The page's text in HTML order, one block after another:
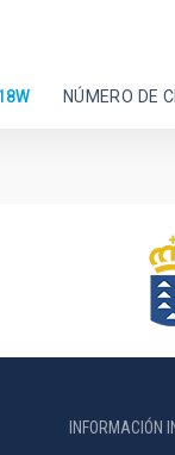
NÚMERO DE
INFORMACIÓN